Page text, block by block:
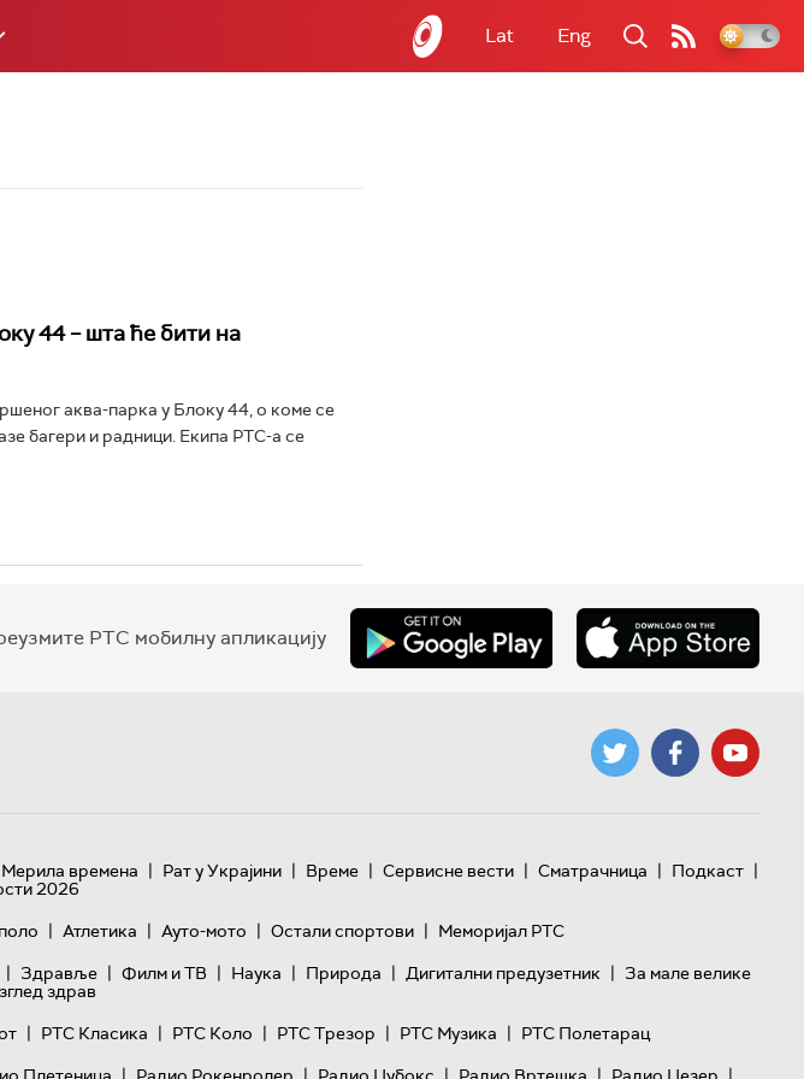
Lat Eng
44 – шта ће бити на
аква-парка у Блоку 44, о коме се
багери и радници. Екипа РТС-а се
РТС мобилну апликацију
Мерила времена | Рат у Украјини | Време | Сервисне вести | Сматрачница | Подкаст |
2026
| Атлетика | Ауто-мото | Остали спортови | Меморијал РТС
| Здравље | Филм и ТВ | Наука | Природа | Дигитални предузетник | За мале велике
здрав
| РТС Класика | РТС Коло | РТС Трезор | РТС Музика | РТС Полетарац